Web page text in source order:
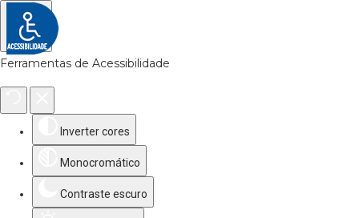
Ferramentas de Acessibilidade
Inverter cores
Monocromático
Contraste escuro